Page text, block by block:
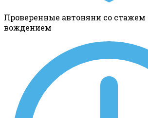
Проверенные автоняни со
вождением